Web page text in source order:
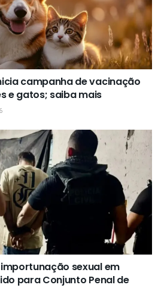
campanha de vacinação
e gatos; saiba mais
sexual em
para Conjunto Penal de